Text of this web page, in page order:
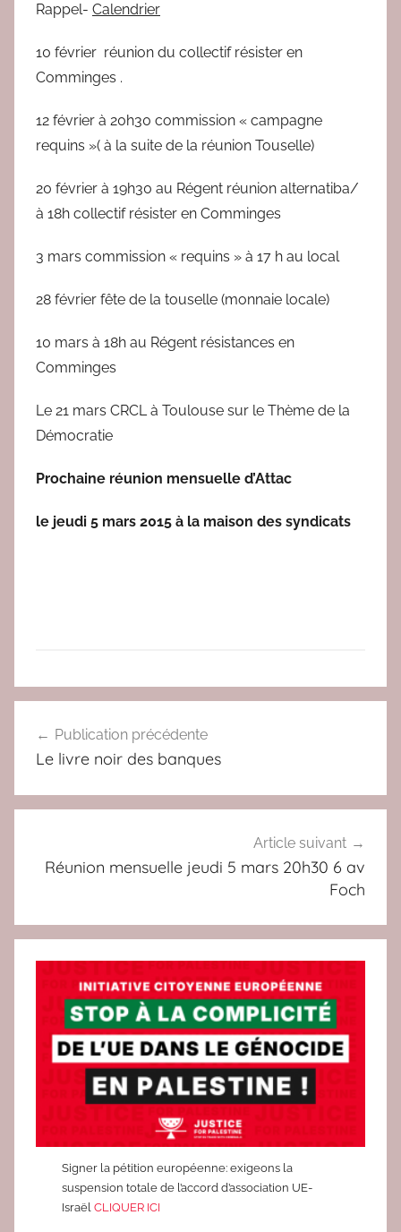
Rappel- Calendrier
10 février réunion du collectif résister en
Comminges .
12 février à 20h30 commission « campagne
requins »( à la suite de la réunion Touselle)
20 février à 19h30 au Régent réunion alternatiba/
à 18h collectif résister en Comminges
3 mars commission « requins » à 17 h au local
28 février fête de la touselle (monnaie locale)
10 mars à 18h au Régent résistances en
Comminges
Le 21 mars CRCL à Toulouse sur le Thème de la
Démocratie
Prochaine réunion mensuelle d’Attac
le jeudi 5 mars 2015 à la maison des syndicats
V
a
t
de
Publication précédente
Le livre noir des banques
Article suivant
Réunion mensuelle jeudi 5 mars 20h30 6 av
Foch
Signer la pétition européenne: exigeons la
suspension totale de l’accord d’association UE-
IsraëlCLIQUER ICI